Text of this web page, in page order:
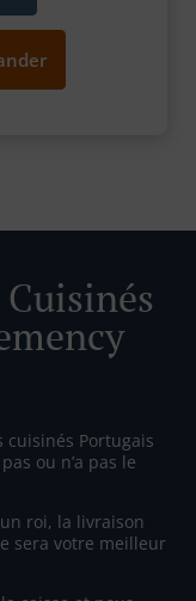
cuisinés Portugais
ou n’a pas le
roi, la livraison
sera votre meilleur